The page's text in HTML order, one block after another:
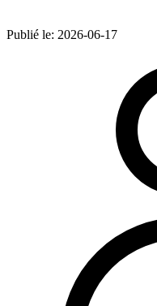
Publié le: 2026-06-17